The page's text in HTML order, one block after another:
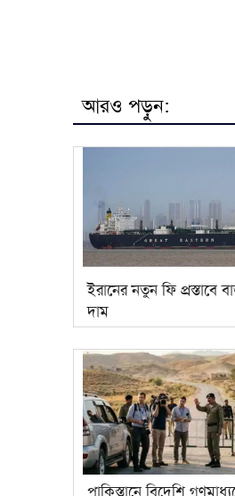
আরও পড়ুন:
ইরানের নতুন ফি প্রস্তাবে
দাম
পাকিস্তানে বিদেশি